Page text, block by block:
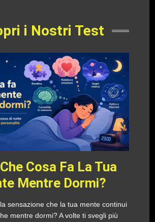
i Nostri Test
Cosa Fa La Tua
Mentre Dormi?
sensazione che la tua mente continui
mentre dormi? A volte ti svegli più